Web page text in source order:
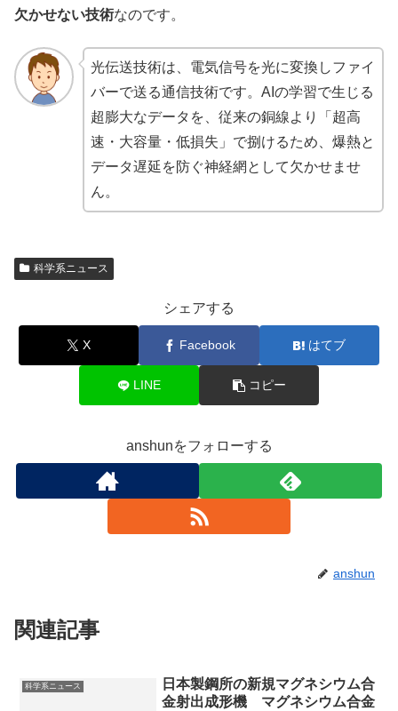
欠かせない技術なのです。
光伝送技術は、電気信号を光に変換しファイ
バーで送る通信技術です。AIの学習で生じる
超膨大なデータを、従来の銅線より「超高
速・大容量・低損失」で捌けるため、爆熱と
データ遅延を防ぐ神経網として欠かせませ
ん。
科学系ニュース
シェアする
X Facebook はてブ
LINE コピー
anshunをフォローする
anshun
関連記事
科学系ニュース
日本製鋼所の新規マグネシウム合
金射出成形機 マグネシウム合金